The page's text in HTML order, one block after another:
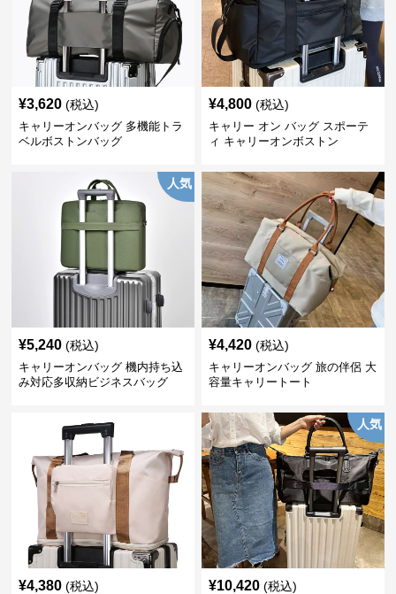
¥3,620 (税込)
キャリーオンバッグ 多機能トラ
ベルボストンバッグ
¥4,800 (税込)
キャリー オン バッグ スポーテ
ィ キャリーオンボストン
人気
¥5,240 (税込)
キャリーオンバッグ 機内持ち込
み対応多収納ビジネスバッグ
¥4,420 (税込)
キャリーオンバッグ 旅の伴侶 大
容量キャリートート
¥4,380 (税込)
人気
¥10,420 (税込)